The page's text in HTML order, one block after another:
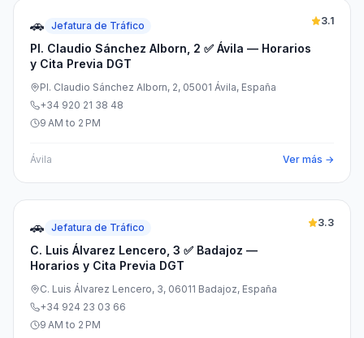
🚗 Jefatura de Tráfico
Pl. Claudio Sánchez Alborn, 2 ✅ Ávila — Horarios
y Cita Previa DGT
3.1
Pl. Claudio Sánchez Alborn, 2, 05001 Ávila, España
+34 920 21 38 48
9 AM to 2 PM
Ávila Ver más →
🚗 Jefatura de Tráfico
C. Luis Álvarez Lencero, 3 ✅ Badajoz —
Horarios y Cita Previa DGT
3.3
C. Luis Álvarez Lencero, 3, 06011 Badajoz, España
+34 924 23 03 66
9 AM to 2 PM